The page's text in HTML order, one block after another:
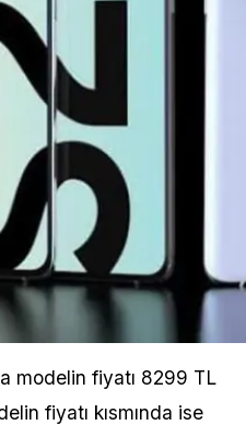
modelin fiyatı 8299 TL
fiyatı kısmında ise